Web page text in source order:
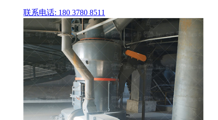
联系电话: 180 3780 8511